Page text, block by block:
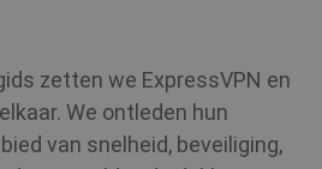
zetten we ExpressVPN en
We ontleden hun
van snelheid, beveiliging,